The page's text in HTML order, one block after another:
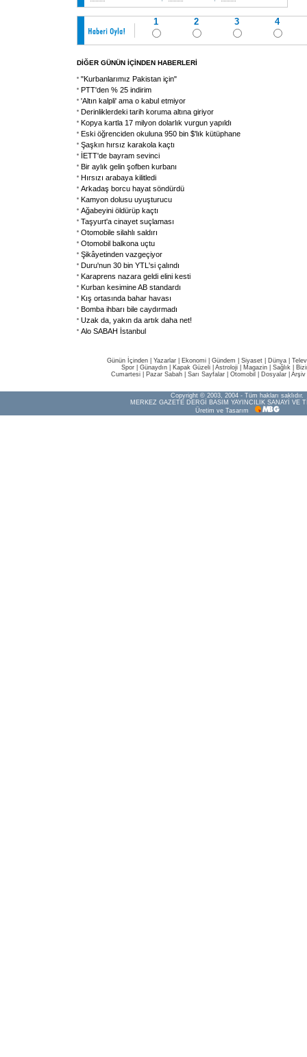
1 2 3 4
DİĞER GÜNÜN İÇİNDEN HABERLERİ
"Kurbanlarımız Pakistan için"
PTT'den % 25 indirim
'Altın kalpli' ama o kabul etmiyor
Derinliklerdeki tarih koruma altına giriyor
Kopya kartla 17 milyon dolarlık vurgun yapıldı
Eski öğrenciden okuluna 950 bin $'lık kütüphane
Şaşkın hırsız karakola kaçtı
İETT'de bayram sevinci
Bir aylık gelin şofben kurbanı
Hırsızı arabaya kilitledi
Arkadaş borcu hayat söndürdü
Kamyon dolusu uyuşturucu
Ağabeyini öldürüp kaçtı
Taşyurt'a cinayet suçlaması
Otomobile silahlı saldırı
Otomobil balkona uçtu
Şikâyetinden vazgeçiyor
Duru'nun 30 bin YTL'si çalındı
Karaprens nazara geldi elini kesti
Kurban kesimine AB standardı
Kış ortasında bahar havası
Bomba ihbarı bile caydırmadı
Uzak da, yakın da artık daha net!
Alo SABAH İstanbul
Günün İçinden Yazarlar Ekonomi Gündem Siyaset Dünya |
Spor
Günaydın Kapak Güzeli Astroloji Magazin Sağlık
Cumartesi
Pazar Sabah Sarı Sayfalar Otomobil Dosyalar Arşiv
Copyright © 2003, 2004 - Tüm hakları saklıdır.
MERKEZ GAZETE DERGİ BASIM YAYINCILIK SANAYİ VE
Üretim ve Tasarım